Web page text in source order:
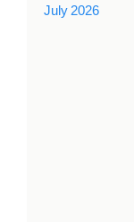
July 2026